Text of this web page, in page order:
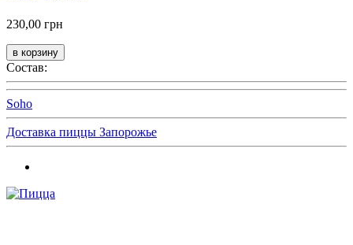
230,00 грн
Состав:
Soho
Доставка пиццы Запорожье